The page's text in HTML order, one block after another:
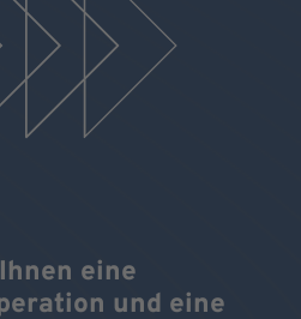
eine
und eine